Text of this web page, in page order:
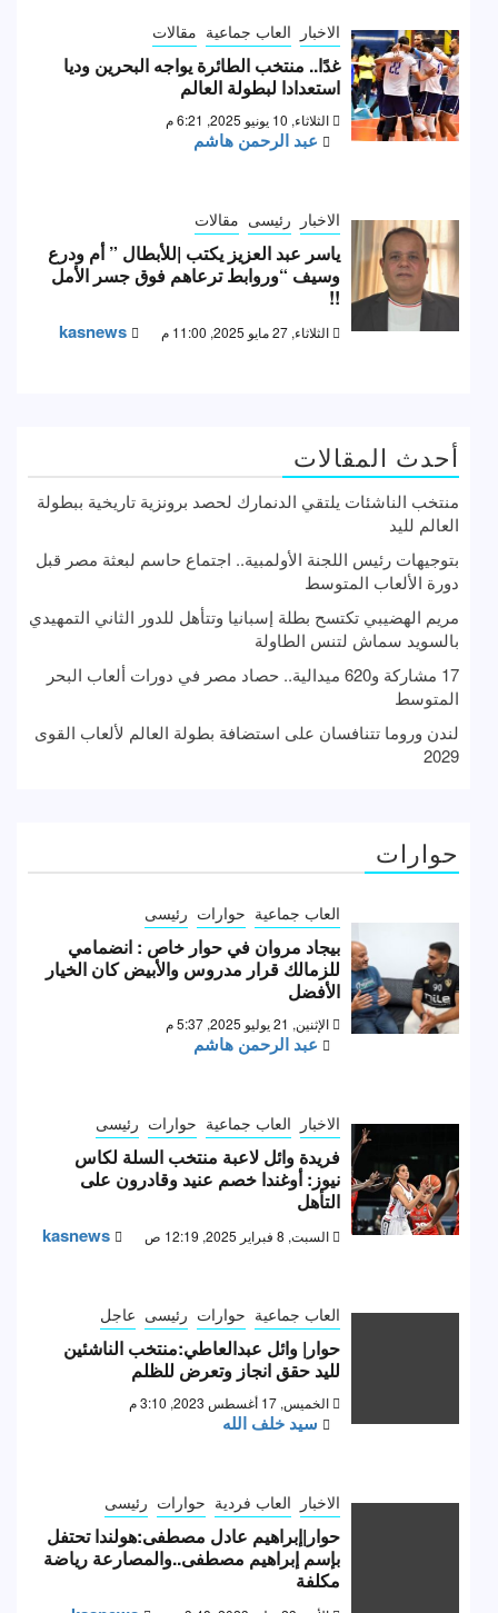
الاخبار العاب جماعية مقالات
غدًا.. منتخب الطائرة يواجه البحرين وديا
استعدادا لبطولة العالم
الثلاثاء, 10 يونيو 2025, 6:21 م
عبد الرحمن هاشم
الاخبار رئيسى مقالات
ياسر عبد العزيز يكتب |للأبطال ” أم ودرع
وسيف “وروابط ترعاهم فوق جسر الأمل
!!
الثلاثاء, 27 مايو 2025, 11:00 م kasnews
أحدث المقالات
منتخب الناشئات يلتقي الدنمارك لحصد برونزية تاريخية ببطولة
العالم لليد
بتوجيهات رئيس اللجنة الأولمبية.. اجتماع حاسم لبعثة مصر قبل
دورة الألعاب المتوسط
مريم الهضيبي تكتسح بطلة إسبانيا وتتأهل للدور الثاني التمهيدي
بالسويد سماش لتنس الطاولة
17 مشاركة و620 ميدالية.. حصاد مصر في دورات ألعاب البحر
المتوسط
لندن وروما تتنافسان على استضافة بطولة العالم لألعاب القوى
2029
حوارات
العاب جماعية حوارات رئيسى
بيجاد مروان في حوار خاص : انضمامي
للزمالك قرار مدروس والأبيض كان الخيار
الأفضل
الإثنين, 21 يوليو 2025, 5:37 م
عبد الرحمن هاشم
الاخبار العاب جماعية حوارات رئيسى
فريدة وائل لاعبة منتخب السلة لكاس
نيوز: أوغندا خصم عنيد وقادرون على
التأهل
السبت, 8 فبراير 2025, 12:19 ص kasnews
العاب جماعية حوارات رئيسى عاجل
حوار| وائل عبدالعاطي:منتخب الناشئين
لليد حقق انجاز وتعرض للظلم
الخميس, 17 أغسطس 2023, 3:10 م
سيد خلف الله
الاخبار العاب فردية حوارات رئيسى
حوار|إبراهيم عادل مصطفى:هولندا تحتفل
بإسم إبراهيم مصطفى..والمصارعة رياضة
مكلفة